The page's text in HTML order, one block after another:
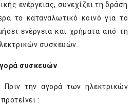
ενέργειας, συνεχίζει τη δράση
το καταναλωτικό κοινό για το
ενέργεια και χρήματα από τη
συσκευών.
συσκευών
Πριν την αγορά των ηλεκτρικών
: